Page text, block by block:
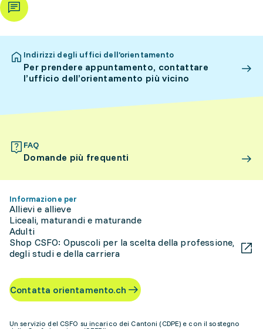
Indirizzi degli uffici dell’orientamento
Per prendere appuntamento, contattare
l’ufficio dell’orientamento più vicino
FAQ
Domande più frequenti
Informazione per
Allievi e allieve
Liceali, maturandi e maturande
Adulti
Shop CSFO: Opuscoli per la scelta della professione,
degli studi e della carriera
Contatta orientamento.ch
Un servizio del CSFO su incarico dei Cantoni (CDPE) e con il sostegno